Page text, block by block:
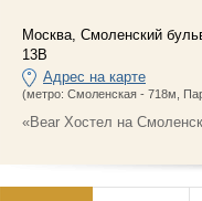
Москва, Смоленский
13В
Адрес на карте
(метро: Смоленская - 718м,
«Bear Хостел на